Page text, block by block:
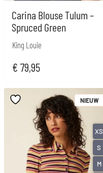
Carina Blouse Tulum –
Spruced Green
King Louie
€ 79,95
NIEUW
XS
S
M